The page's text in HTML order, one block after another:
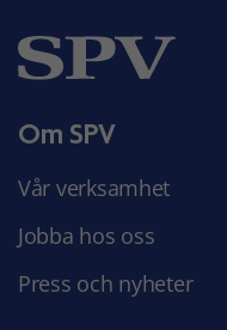
Om SPV
Vår verksamhet
Jobba hos oss
Press och nyheter